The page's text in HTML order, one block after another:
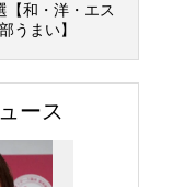
【和・洋・エス
うまい】
ース